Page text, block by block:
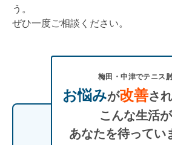
う。
ぜひ一度ご相談ください。
梅田・中津でテニス
お悩みが改善さ
こんな生活が
あなたを待ってい